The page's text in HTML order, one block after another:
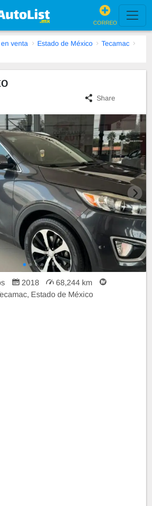
CORREO
venta Estado de México
Tecamac
Share
2018
68,244 km
Estado de México